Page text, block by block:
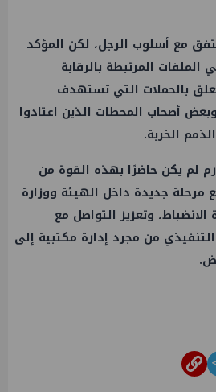
مع أسلوب الرجل، لكن المؤكد
المرتبطة بالرقابة
بالحملات التي تستهدف
أصحاب المحطات الذين اعتادوا
الخربة.
لم يكن حاضرًا بهذه القوة من
مرحلة جديدة داخل الهيئة ووزارة
الانضباط، وتعزيز التواصل مع
التنفيذي من مجرد إدارة مكتبية إلى